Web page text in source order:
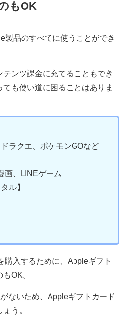
もOK
製品のすべてに使うことができ
ンツ課金に充てることもでき
も使い道に困ることはありま
ラクエ、ポケモンGOなど
画、LINEゲーム
ル】
購入するために、Appleギフト
OK。
ないため、Appleギフトカード
う。